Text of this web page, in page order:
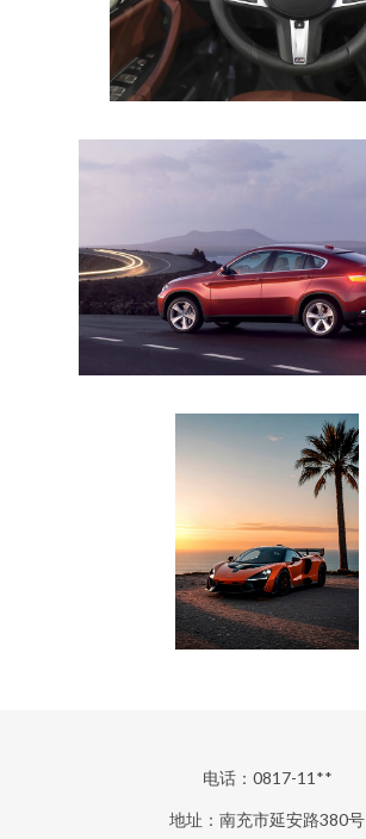
电话：0817-11**
地址：南充市延安路380号